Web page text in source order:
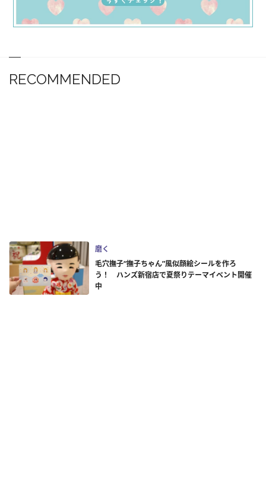
RECOMMENDED
磨く
毛穴撫子“撫子ちゃん”風似顔絵シールを作ろ
う！ ハンズ新宿店で夏祭りテーマイベント開催
中